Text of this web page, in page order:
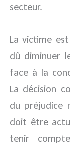
secteur.
La victime
dû diminuer
face à la
La décision
du préjudice
doit être
tenir